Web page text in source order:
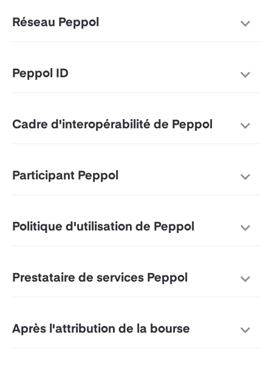
Réseau Peppol
Peppol ID
Cadre d'interopérabilité de Peppol
Participant Peppol
Politique d'utilisation de Peppol
Prestataire de services Peppol
Après l'attribution de la bourse